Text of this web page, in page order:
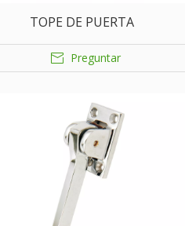
TOPE DE PUERTA
Preguntar